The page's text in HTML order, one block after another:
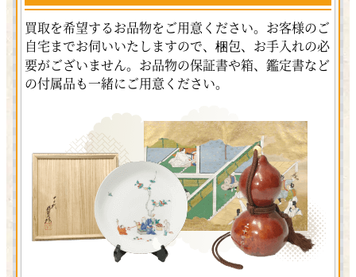
買取を希望するお品物をご用意ください。お客様のご
自宅までお伺いいたしますので、梱包、お手入れの必
要がございません。お品物の保証書や箱、鑑定書など
の付属品も一緒にご用意ください。